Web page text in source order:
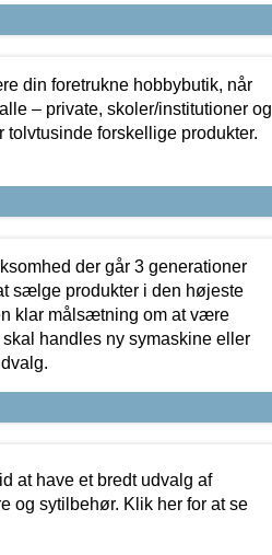
din foretrukne hobbybutik, når
– private, skoler/institutioner og
forskellige produkter.
der går 3 generationer
sælge produkter i den højeste
klar målsætning om at være
handles ny symaskine eller
at have et bredt udvalg af
og sytilbehør. Klik her for at se